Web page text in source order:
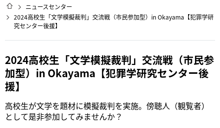
HOME
ニュースセンター
2024高校生「文学模擬裁判」交流戦（市民参加型）in Okayama【犯罪学研
究センター後援】
2024高校生「文学模擬裁判」交流戦（市民参
加型）in Okayama【犯罪学研究センター後
援】
高校生が文学を題材に模擬裁判を実施。傍聴人（観覧者）
として是非参加してみませんか？